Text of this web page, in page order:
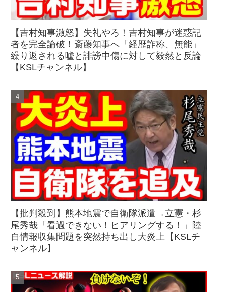
【吉村知事激怒】失礼やろ！吉村知事が迷惑記
者を完全論破！斎藤知事へ「経歴詐称、無能」
繰り返される嘘と誹謗中傷に対して毅然と反論
【KSLチャンネル】
【批判殺到】熊本地震で自衛隊派遣→立憲・杉
尾秀哉「看過できない！ヒアリングする！」陸
自情報収集問題を突然持ち出し大炎上【KSLチ
ャンネル】